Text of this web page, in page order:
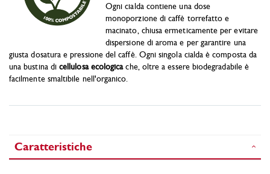
Ogni cialda contiene una dose
monoporzione di caffè torrefatto e
macinato, chiusa ermeticamente per evitare
dispersione di aroma e per garantire una
giusta dosatura e pressione del caffè. Ogni singola cialda è composta da
una bustina dicellulosa ecologicache, oltre a essere biodegradabile è
facilmente smaltibile nell'organico.
Caratteristiche